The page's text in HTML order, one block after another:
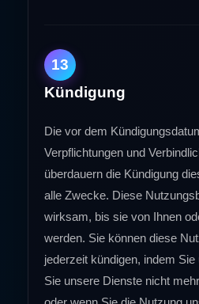
13
Kündigung
Die vor dem
Verpflichtungen und
überdauern die Kündigung
alle Zwecke. Diese
wirksam, bis sie von Ihnen
werden. Sie können diese
jederzeit kündigen, indem
Sie unsere Dienste nicht